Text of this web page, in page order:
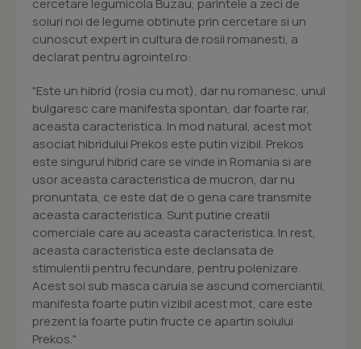
cercetare legumicola Buzau, parintele a zeci de
soiuri noi de legume obtinute prin cercetare si un
cunoscut expert in cultura de rosii romanesti, a
declarat pentru agrointel.ro:
"Este un hibrid (rosia cu mot), dar nu romanesc, unul
bulgaresc care manifesta spontan, dar foarte rar,
aceasta caracteristica. In mod natural, acest mot
asociat hibridului Prekos este putin vizibil. Prekos
este singurul hibrid care se vinde in Romania si are
usor aceasta caracteristica de mucron, dar nu
pronuntata, ce este dat de o gena care transmite
aceasta caracteristica. Sunt putine creatii
comerciale care au aceasta caracteristica. In rest,
aceasta caracteristica este declansata de
stimulentii pentru fecundare, pentru polenizare.
Acest soi sub masca caruia se ascund comerciantii,
manifesta foarte putin vizibil acest mot, care este
prezent la foarte putin fructe ce apartin soiului
Prekos."